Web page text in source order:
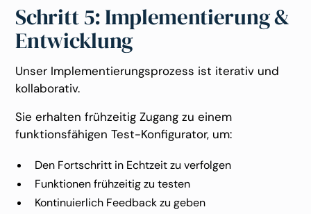
Schritt 5: Implementierung &
Entwicklung
Unser Implementierungsprozess ist iterativ und
kollaborativ.
Sie erhalten frühzeitig Zugang zu einem
funktionsfähigen Test-Konfigurator, um:
Den Fortschritt in Echtzeit zu verfolgen
Funktionen frühzeitig zu testen
Kontinuierlich Feedback zu geben